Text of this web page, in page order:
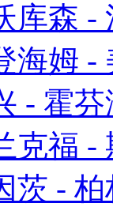
库森 -
海姆 -
- 霍
克福 -
茨 -